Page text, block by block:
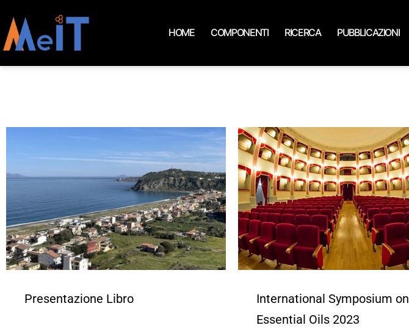
HOME COMPONENTI RICERCA PUBBLICAZIONI
Presentazione Libro
International Symposium on
Essential Oils 2023